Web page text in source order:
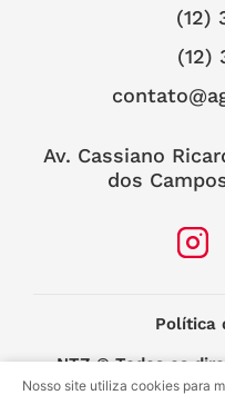
(12)
(12)
Av. Cassiano
dos
Política
NTZ© Todos os
2025 –MIDIASIM
Nosso site utiliza cookies para